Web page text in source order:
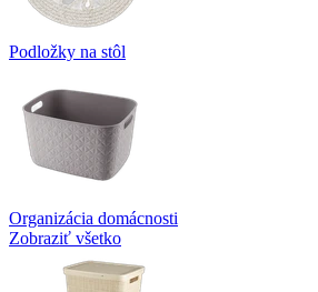
Podložky na stôl
Organizácia domácnosti
Zobraziť všetko